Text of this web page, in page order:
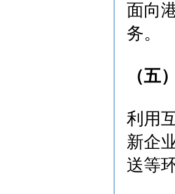
面向
务。
（五
利用
新企
送等